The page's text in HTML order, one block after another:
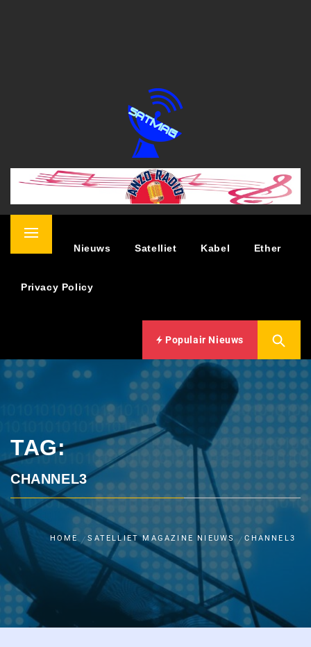
SATELLIET MAGAZINE
NIEUWS OVER TV KIJKEN VIA SATELLIET
Primary
Nieuws Satelliet Kabel Ether
Privacy Policy
Populair Nieuws
TAG:
CHANNEL3
HOME SATELLIET MAGAZINE NIEUWS CHANNEL3